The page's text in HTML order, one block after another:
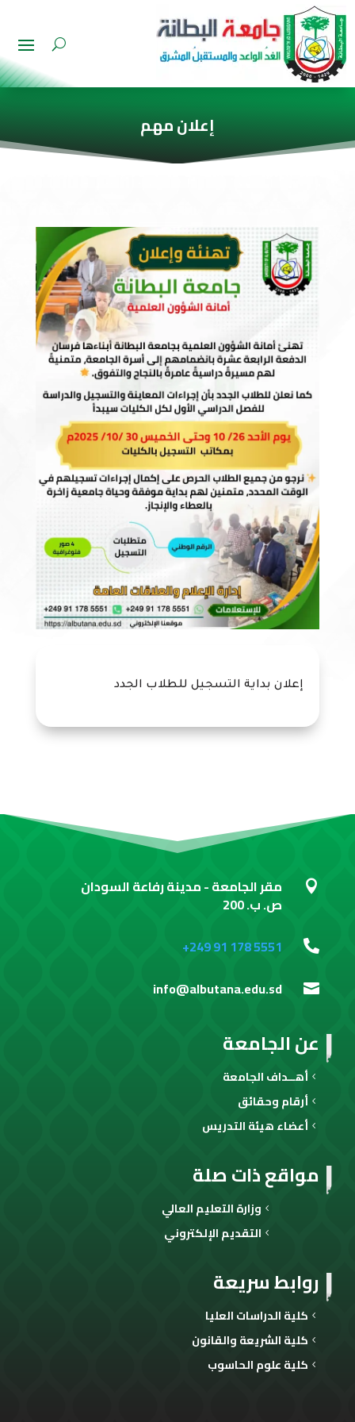
إعلان مهم
إعلان بداية التسجيل للطلاب الجدد
روابط سريعة
كلية الدراسات العليا
كلية الشريعة والقانون
كلية علوم الحاسوب
مواقع ذات صلة
وزارة التعليم العالي
التقديم الإلكتروني
عن الجامعة
أهــداف الجامعة
أرقام وحقائق
أعضاء هيئة التدريس
 مقر الجامعة - مدينة رفاعة السودان
ص. ب. 200

+249 91 178 5551

info@albutana.edu.sd